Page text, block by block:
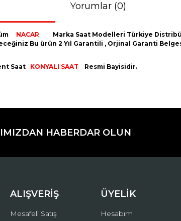
Yorumlar (0)
NACAR Marka Saat Modelleri Türkiye
Bu ürün 2 Yıl Garantili , Orjinal Garanti
Saat KONYALI SAAT Resmi Bayisidir.
için teşekkür ederiz.
bozuk veya görüntülenemiyor.
alternatifler olmalı.
HABERDAR OLUN
ALIŞVERİŞ
Mesafeli Satış
ÜYELİK
Hesabım